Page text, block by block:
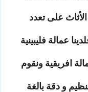
الأثاث على تعدد
عمالة فليبينية
افريقية ونقوم
و دقة بالغة